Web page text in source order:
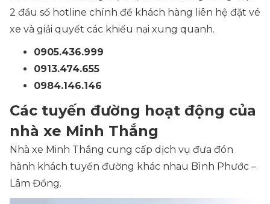
2 đầu số hotline chính để khách hàng liên hệ đặt vé
xe và giải quyết các khiếu nại xung quanh.
0905.436.999
0913.474.655
0984.146.146
Các tuyến đường hoạt động của
nhà xe Minh Thắng
Nhà xe Minh Thắng cung cấp dịch vụ đưa đón
hành khách tuyến đường khác nhau Bình Phước –
Lâm Đồng.